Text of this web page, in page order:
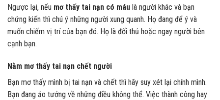
Ngược lại, nếu mơ thấy tai nạn có máu là người khác và bạn
chứng kiến thì chú ý những người xung quanh. Họ đang để ý và
muốn chiếm vị trí của bạn đó. Họ là đối thủ hoặc ngay người bên
cạnh bạn.
Nằm mơ thấy tai nạn chết người
Bạn mơ thấy mình bị tai nạn và chết thì hãy suy xét lại chính mình.
Bạn đang ảo tưởng về những điều không thể. Việc thành công hay